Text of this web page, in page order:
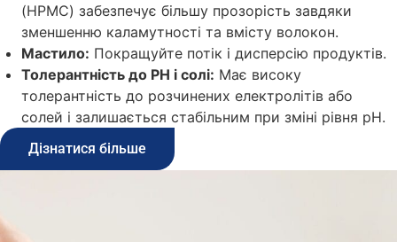
(HPMC) забезпечує більшу прозорість завдяки
зменшенню каламутності та вмісту волокон.
Мастило: Покращуйте потік і дисперсію продуктів.
Толерантність до PH і солі: Має високу
толерантність до розчинених електролітів або
солей і залишається стабільним при зміні рівня рН.
Дізнатися більше